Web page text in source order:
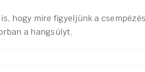
hogy mire figyeljünk a
a hangsúlyt.